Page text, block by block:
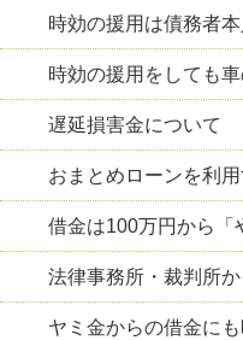
時効の援用は債務者
時効の援用をしても
遅延損害金について
おまとめローンを利
借金は100万円から「
法律事務所・裁判所
ヤミ金からの借金に